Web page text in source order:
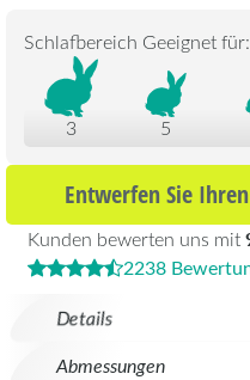
Details
Abmessungen
Schlafbereich Geeignet für:
3 5
Entwerfen Sie
Kunden bewerten uns mit
2238